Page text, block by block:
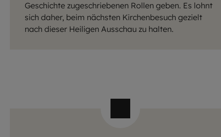
Geschichte zugeschriebenen Rollen geben. Es lohnt
sich daher, beim nächsten Kirchenbesuch gezielt
nach dieser Heiligen Ausschau zu halten.